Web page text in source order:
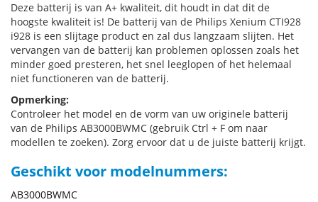
Deze batterij is van A+ kwaliteit, dit houdt in dat dit de
hoogste kwaliteit is! De batterij van de Philips Xenium CTI928
i928 is een slijtage product en zal dus langzaam slijten. Het
vervangen van de batterij kan problemen oplossen zoals het
minder goed presteren, het snel leeglopen of het helemaal
niet functioneren van de batterij.
Opmerking:
Controleer het model en de vorm van uw originele batterij
van de Philips AB3000BWMC (gebruik Ctrl + F om naar
modellen te zoeken). Zorg ervoor dat u de juiste batterij krijgt.
Geschikt voor modelnummers:
AB3000BWMC